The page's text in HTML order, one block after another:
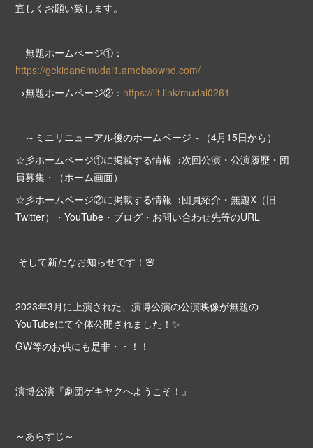
宜しくお願い致します。
無題ホームページ①：
https://gekidan6mudai1.amebaownd.com/
→無題ホームページ②： https://lit.link/mudai0261
～ミニリニューアル後のホームページ～（4月15日から）
☆彡ホームページ①に掲載する情報→次回公演・公演履歴・団
員募集・（ホーム画面）
☆彡ホームページ②に掲載する情報→団員紹介・無題X（旧
Twitter）・YouTube・ブログ・お問い合わせ先等のURL
そして新たなお知らせです！🌸
2023年3月に上演された、演博公演の公演映像が無題の
YouTubeにて全体公開されました！✨
GW等のお供にも是非・・！！
演博公演『劇団ゲキヤクへようこそ！』
～あらすじ～